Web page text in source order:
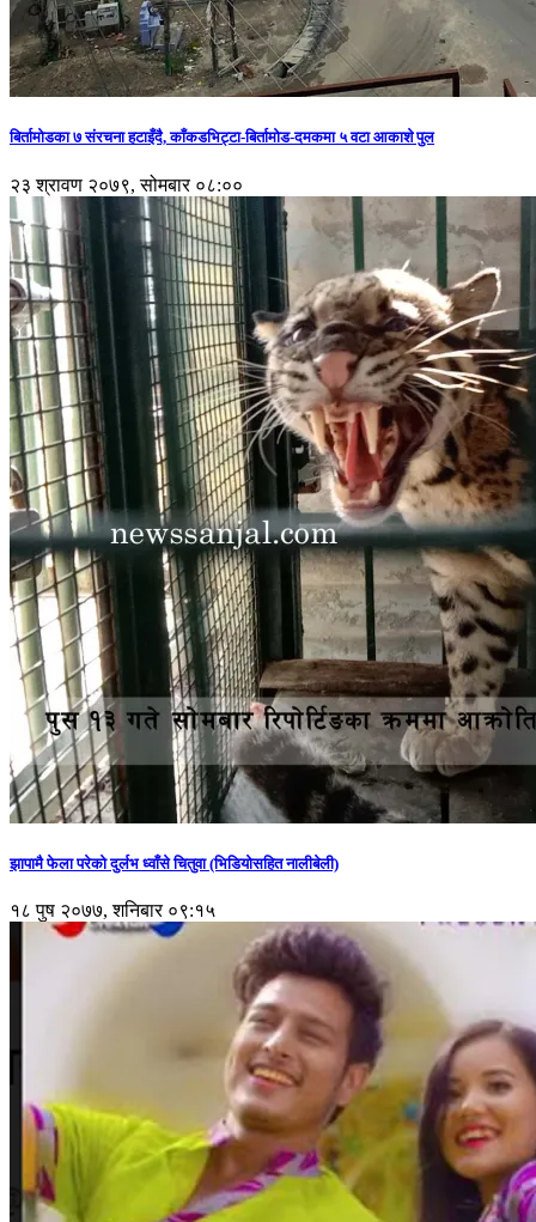
बिर्तामोडका ७ संरचना हटाइँदै, काँकडभिट्टा-बिर्तामोड-दमकमा ५ वटा आकाशे पुल
२३ श्रावण २०७९, सोमबार ०८:००
झापामै फेला परेको दुर्लभ ध्वाँसे चितुवा (भिडियोसहित नालीबेली)
१८ पुष २०७७, शनिबार ०९:१५